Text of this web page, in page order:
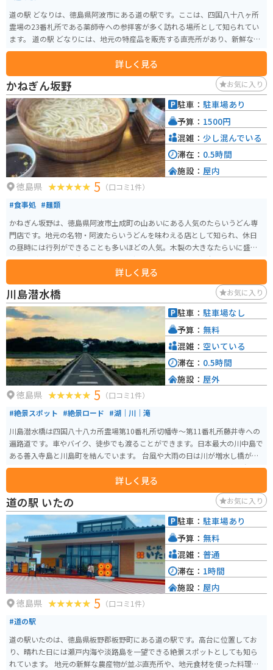
道の駅 どなりは、徳島県阿波市にある道の駅です。ここは、四国八十八ヶ所
霊場の23番札所である薬師寺への参拝客が多く訪れる場所として知られてい
ます。 道の駅 どなりには、地元の特産品を販売する直売所があり、新鮮な野
菜や果物、加工品などを購入することができます。また、レストランでは、
地元の食材を使った料理を楽しむことができます。特に、阿波尾鶏を使った
料理が人気です。 バイクで訪れる場合、道の駅 どなりは、広い駐車場が完備
されているので安心です。また、周辺には、風光明媚な海岸線や山岳道路な
ど、ツーリングに最適なルートがたくさんあります。道の駅で休憩を挟みなが
ら、自然豊かな徳島の景色を楽しむのはいかがでしょうか。 周辺には、薬師
寺のほかにも、太龍寺や平等寺など、歴史的な寺院が点在しています。また、
車で約30分の場所には、世界最大級の渦潮で知られる鳴門海峡があり、観光
スポットとしても人気です。
詳しく見る
かねぎん坂野 お気に入り
徳島県 5 （口コミ1件）
#食事処 #麺類
かねぎん坂野は、徳島県阿波市土成町の山あいにある人気のたらいうどん専
門店です。地元の名物・阿波たらいうどんを味わえる店として知られ、休日
の昼時には行列ができることも多いほどの人気。木製の大きなたらいに盛ら
れたうどんはコシが強く、素朴ながら深みのある味わいが魅力です。量が多
めなので、少食の方はシェアがおすすめ。 うどんのほかにも釜飯やおにぎ
り、からあげなどのサイドメニューも充実しています。山の中にあるため、
春の桜や秋の紅葉を眺めながら食事を楽しめるのも魅力。バイクで訪れる場
合は、県道沿いのワインディングを抜ける快適なツーリングコースで、自然
の景色を満喫しながら立ち寄るのに最適なグルメスポットです。
詳しく見る
駐車： 駐車場あり
予算： 1500円
混雑： 少し混んでいる
滞在： 0.5時間
施設： 屋内
川島潜水橋 お気に入り
徳島県 5 （口コミ1件）
#絶景スポット #絶景ロード #湖｜川｜滝
川島潜水橋は四国八十八カ所霊場第10番札所切幡寺～第11番札所藤井寺への
遍路道です。車やバイク、徒歩でも渡ることができます。日本最大の川中島で
ある善入寺島と川島町を結んでいます。 台風や大雨の日は川が増水し橋が沈
んでしまうこともあるため、そのような日は通行止めになります。車一台分
しか通れないので対向車が見えたら通り過ぎるのを待ちましょう。天気のい
い日は川が広く周りに遮るものが無いので良い景色がみられます。とても綺
麗な絶景ポイントです。
詳しく見る
駐車： 駐車場なし
予算： 無料
混雑： 空いている
滞在： 0.5時間
施設： 屋外
道の駅 いたの お気に入り
徳島県 5 （口コミ1件）
#道の駅
道の駅いたのは、徳島県板野郡板野町にある道の駅です。高台に位置してお
り、晴れた日には瀬戸内海や淡路島を一望できる絶景スポットとしても知ら
れています。 地元の新鮮な農産物が並ぶ直売所や、地元食材を使った料理が
駐車： 駐車場あり
予算： 無料
混雑： 普通
滞在： 1時間
施設： 屋内